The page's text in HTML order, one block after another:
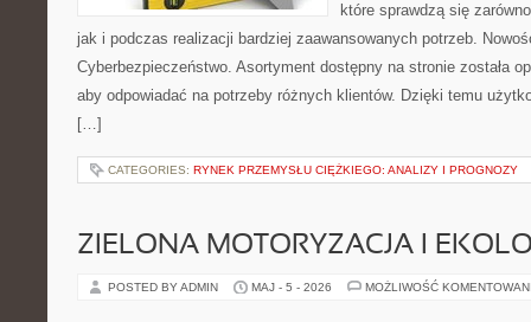
które sprawdzą się
jak i podczas realizacji bardziej zaawansowanych potrzeb.
Cyberbezpieczeństwo. Asortyment dostępny na stronie została
aby odpowiadać na potrzeby różnych klientów. Dzięki temu
[…]
CATEGORIES: RYNEK PRZEMYSŁU CIĘŻKIEGO: ANALIZY I PROGNOZY
ZIELONA MOTORYZACJA I
POSTED BY ADMIN MAJ - 5 - 2026 MOŻLIWOŚĆ